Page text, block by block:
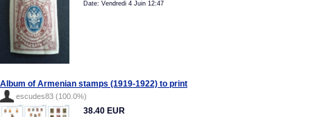
Date: Vendredi 4 Juin 12:47
Album of Armenian stamps (1919-1922) to print
escudes83 (100.0%)
38.40 EUR